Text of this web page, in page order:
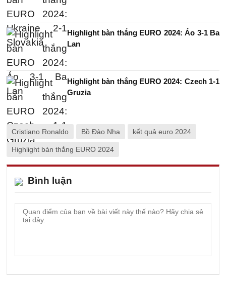
Highlight bàn thắng EURO 2024: Áo 3-1 Ba
Lan
Highlight bàn thắng EURO 2024: Czech 1-1
Gruzia
Cristiano Ronaldo Bồ Đào Nha kết quả euro 2024
Highlight bàn thắng EURO 2024
Bình luận